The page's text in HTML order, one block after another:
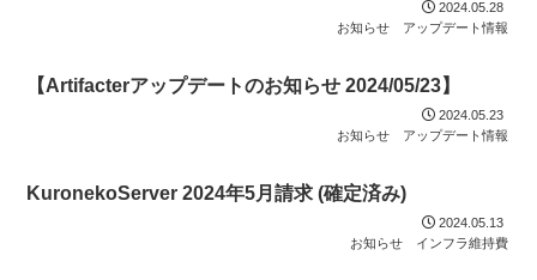
2024.05.28
お知らせ
アップデート情報
【Artifacterアップデートのお知らせ 2024/05/23】
2024.05.23
お知らせ
アップデート情報
KuronekoServer 2024年5月請求 (確定済み)
2024.05.13
お知らせ
インフラ維持費